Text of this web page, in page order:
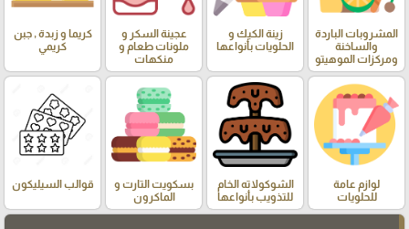
المشروبات الباردة
والساخنة
ومركزات الموهيتو
زينة الكيك و
الحلويات بأنواعها
عجينة السكر و
ملونات طعام و
منكهات
كريما و زبدة , جبن
كريمي
لوازم عامة
للحلويات
الشوكولاته الخام
للتذويب بأنواعها
بسكويت التارت و
الماكرون
قوالب السيليكون